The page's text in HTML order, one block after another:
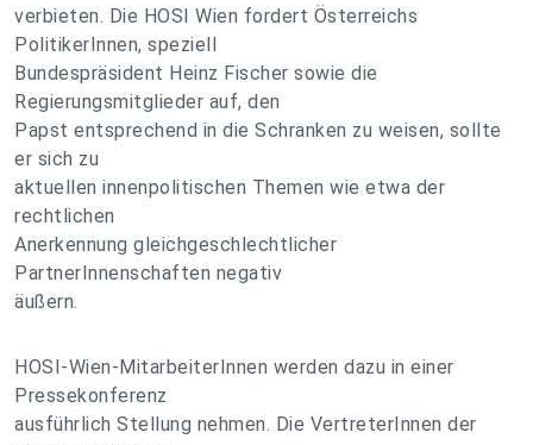
verbieten. Die HOSI Wien fordert Österreichs
PolitikerInnen, speziell
Bundespräsident Heinz Fischer sowie die
Regierungsmitglieder auf, den
Papst entsprechend in die Schranken zu weisen, sollte
er sich zu
aktuellen innenpolitischen Themen wie etwa der
rechtlichen
Anerkennung gleichgeschlechtlicher
PartnerInnenschaften negativ
äußern.
HOSI-Wien-MitarbeiterInnen werden dazu in einer
Pressekonferenz
ausführlich Stellung nehmen. Die VertreterInnen der